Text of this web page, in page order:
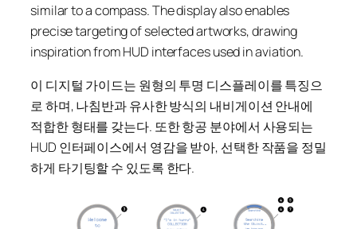
similar to a compass. The display also enables
precise targeting of selected artworks, drawing
inspiration from HUD interfaces used in aviation.
이 디지털 가이드는 원형의 투명 디스플레이를 특징으
로 하며, 나침반과 유사한 방식의 내비게이션 안내에
적합한 형태를 갖는다. 또한 항공 분야에서 사용되는
HUD 인터페이스에서 영감을 받아, 선택한 작품을 정밀
하게 타기팅할 수 있도록 한다.